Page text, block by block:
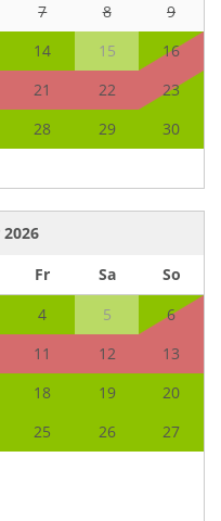
7 8
9
14 15
16
21 22
23
28 29
30
2026
Fr Sa
So
4 5
6
11 12
13
18 19
20
25 26
27